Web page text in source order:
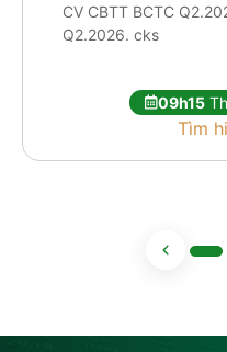
CV CBTT BCTC
Q2.2026. cks
09h15
Tìm